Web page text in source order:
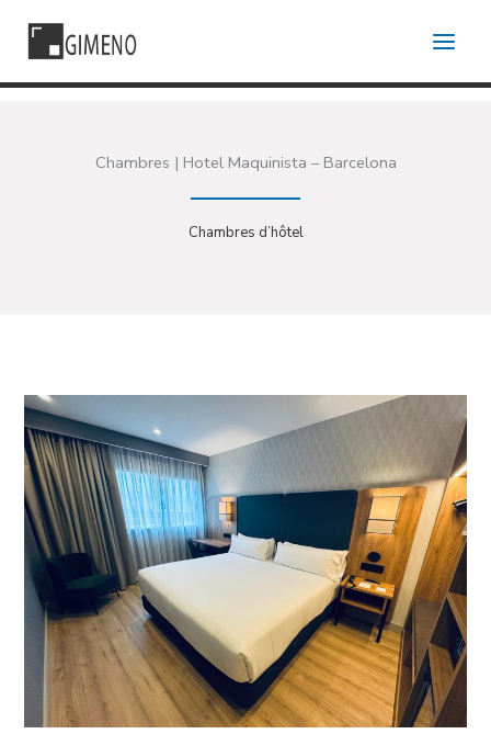
content
Chambres | Hotel Maquinista – Barcelona
Chambres d’hôtel